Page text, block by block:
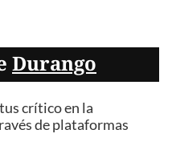
Durango
crítico en la
de plataformas